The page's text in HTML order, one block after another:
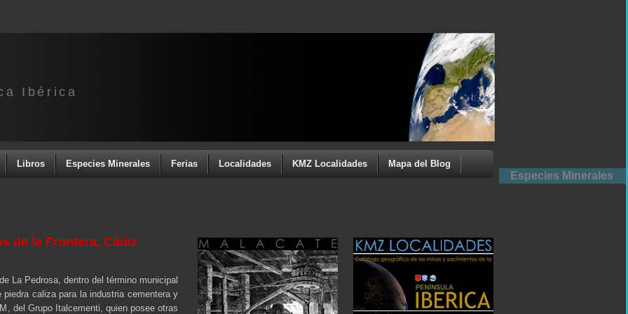
Ibérica
Libros Especies Minerales Ferias Localidades KMZ Localidades Mapa del Blog
de la Frontera, Cádiz
La Pedrosa, dentro del término municipal
caliza para la industria cementera y
del Grupo Italcementi, quien posee otras
Especies Minerales